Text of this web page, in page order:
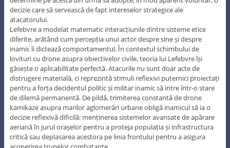
decizie care să servească de fapt intereselor strategice ale
atacatorului.
Lefebvre a modelat matematic interacțiunile dintre sisteme etice
diferite, arătând cum percepția unui actor despre sine și despre
inamic îi dictează comportamentul. În contextul schimbului de
lovituri cu drone asupra obiectivelor civile, teoria lui Lefebvre își
găsește o aplicabilitate perfectă. Atacurile nu sunt doar acte de
distrugere materială, ci reprezintă stimuli reflexivi puternici proiectați
pentru a forța decidentul politic și militar inamic să intre într-o stare
de dilemă permanentă. De pildă, trimiterea constantă de drone
kamikaze asupra marilor aglomerări urbane obligă inamicul să ia o
decizie reflexivă dificilă: menținerea sistemelor avansate de apărare
aeriană în jurul orașelor pentru a proteja populația și infrastructura
critică sau deplasarea acestora pe linia frontului pentru a asigura